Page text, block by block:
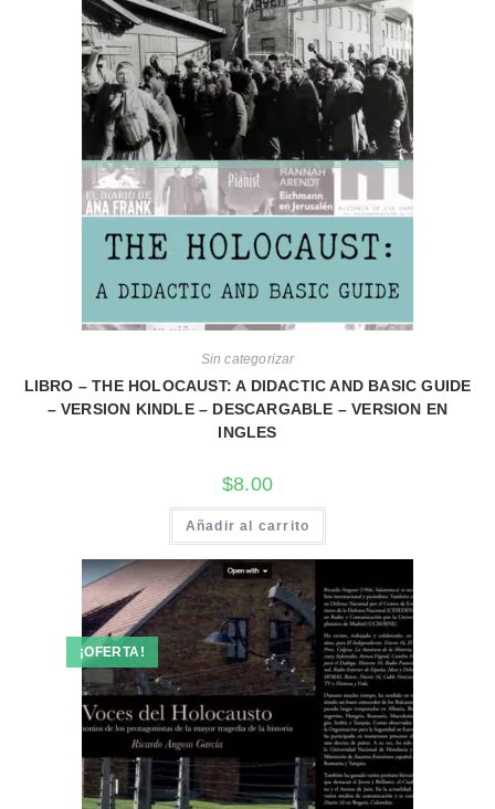
Sin categorizar
LIBRO – THE HOLOCAUST: A DIDACTIC AND BASIC GUIDE
– VERSION KINDLE – DESCARGABLE – VERSION EN
INGLES
$8.00
Añadir al carrito
¡OFERTA!